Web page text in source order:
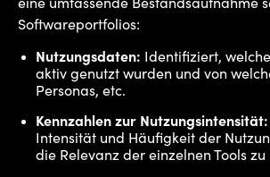
eine umfassende Bestandsaufnahme
Softwareportfolios:
Nutzungsdaten: Identifiziert,
aktiv genutzt wurden und von
Personas, etc.
Kennzahlen zur Nutzungsintensität:
Intensität und Häufigkeit der
die Relevanz der einzelnen Tools